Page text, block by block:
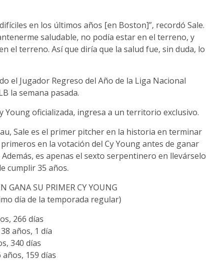
en los últimos años [en Boston]”, recordó Sale.
saludable, no podía estar en el terreno, y
el terreno. Así que diría que la salud fue, sin duda, lo
el Jugador Regreso del Año de la Liga Nacional
la semana pasada.
Young oficializada, ingresa a un territorio exclusivo.
Sale es el primer pitcher en la historia en terminar
en la votación del Cy Young antes de ganar
es apenas el sexto serpentinero en llevárselo
cumplir 35 años.
GANA SU PRIMER CY YOUNG
día de la temporada regular)
266 días
años, 1 día
340 días
años, 159 días